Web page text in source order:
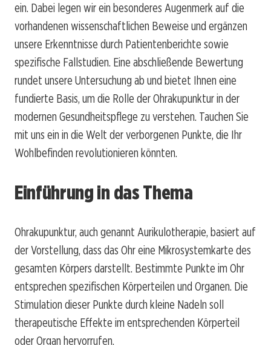
ein. Dabei legen wir ein besonderes Augenmerk auf die
vorhandenen wissenschaftlichen Beweise und ergänzen
unsere Erkenntnisse durch Patientenberichte sowie
spezifische Fallstudien. Eine abschließende Bewertung
rundet unsere Untersuchung ab und bietet Ihnen eine
fundierte Basis, um die Rolle der Ohrakupunktur in der
modernen Gesundheitspflege zu verstehen. Tauchen Sie
mit uns ein in die Welt der verborgenen Punkte, die Ihr
Wohlbefinden revolutionieren könnten.
Einführung in das Thema
Ohrakupunktur, auch genannt Aurikulotherapie, basiert auf
der Vorstellung, dass das Ohr eine Mikrosystemkarte des
gesamten Körpers darstellt. Bestimmte Punkte im Ohr
entsprechen spezifischen Körperteilen und Organen. Die
Stimulation dieser Punkte durch kleine Nadeln soll
therapeutische Effekte im entsprechenden Körperteil
oder Organ hervorrufen.